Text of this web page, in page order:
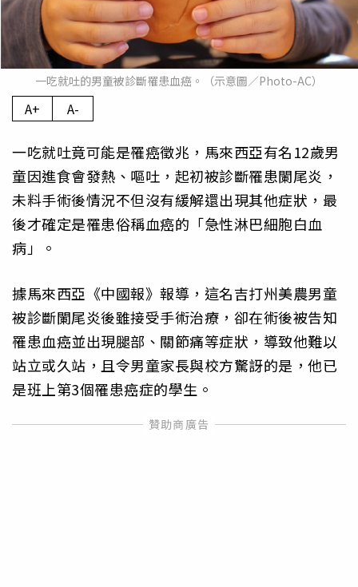
一吃就吐的男童被診斷罹患血癌。（示意圖／Photo-AC）
A+ A-
一吃就吐竟可能是罹癌徵兆，馬來西亞有名12歲男
童因進食會發熱、嘔吐，起初被診斷罹患闌尾炎，
未料手術後情況不但沒有緩解還出現其他症狀，最
後才確定是罹患俗稱血癌的「急性淋巴細胞白血
病」。
據馬來西亞《中國報》報導，這名吉打州美農男童
被診斷闌尾炎後雖接受手術治療，卻在術後被告知
罹患血癌並出現腿部、關節痛等症狀，導致他難以
站立或久站，且令男童家長與校方驚訝的是，他已
是班上第3個罹患癌症的學生。